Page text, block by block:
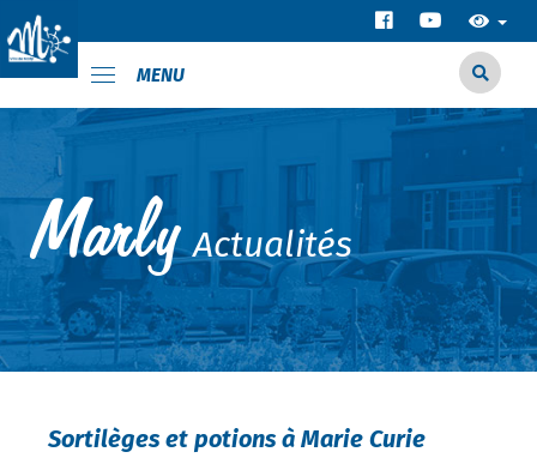
MENU
Actualités
Sortilèges et potions à Marie Curie